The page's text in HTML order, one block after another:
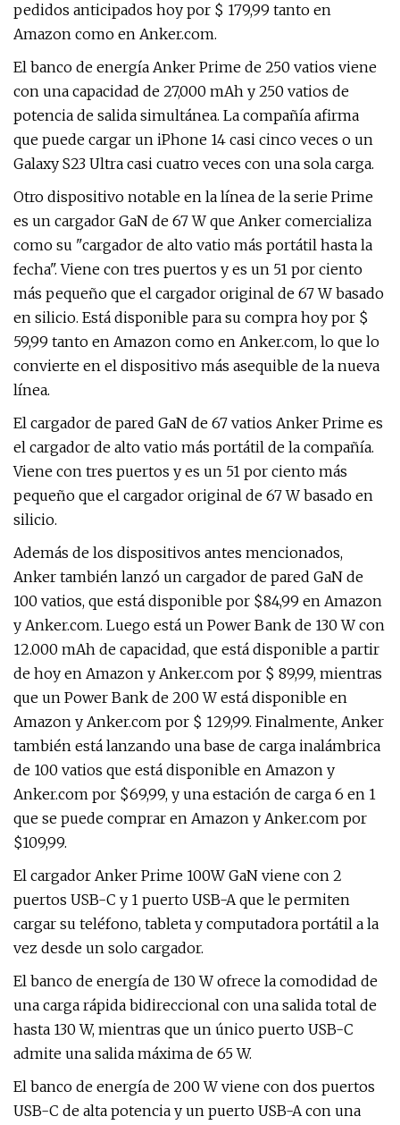
pedidos anticipados hoy por $ 179,99 tanto en
Amazon como en Anker.com.
El banco de energía Anker Prime de 250 vatios viene
con una capacidad de 27,000 mAh y 250 vatios de
potencia de salida simultánea. La compañía afirma
que puede cargar un iPhone 14 casi cinco veces o un
Galaxy S23 Ultra casi cuatro veces con una sola carga.
Otro dispositivo notable en la línea de la serie Prime
es un cargador GaN de 67 W que Anker comercializa
como su "cargador de alto vatio más portátil hasta la
fecha". Viene con tres puertos y es un 51 por ciento
más pequeño que el cargador original de 67 W basado
en silicio. Está disponible para su compra hoy por $
59,99 tanto en Amazon como en Anker.com, lo que lo
convierte en el dispositivo más asequible de la nueva
línea.
El cargador de pared GaN de 67 vatios Anker Prime es
el cargador de alto vatio más portátil de la compañía.
Viene con tres puertos y es un 51 por ciento más
pequeño que el cargador original de 67 W basado en
silicio.
Además de los dispositivos antes mencionados,
Anker también lanzó un cargador de pared GaN de
100 vatios, que está disponible por $84,99 en Amazon
y Anker.com. Luego está un Power Bank de 130 W con
12.000 mAh de capacidad, que está disponible a partir
de hoy en Amazon y Anker.com por $ 89,99, mientras
que un Power Bank de 200 W está disponible en
Amazon y Anker.com por $ 129,99. Finalmente, Anker
también está lanzando una base de carga inalámbrica
de 100 vatios que está disponible en Amazon y
Anker.com por $69,99, y una estación de carga 6 en 1
que se puede comprar en Amazon y Anker.com por
$109,99.
El cargador Anker Prime 100W GaN viene con 2
puertos USB-C y 1 puerto USB-A que le permiten
cargar su teléfono, tableta y computadora portátil a la
vez desde un solo cargador.
El banco de energía de 130 W ofrece la comodidad de
una carga rápida bidireccional con una salida total de
hasta 130 W, mientras que un único puerto USB-C
admite una salida máxima de 65 W.
El banco de energía de 200 W viene con dos puertos
USB-C de alta potencia y un puerto USB-A con una